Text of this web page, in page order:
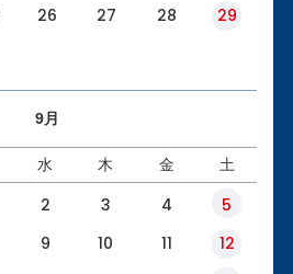
26 27 28
29
9月
水 木 金 土
2 3 4
5
9 10 11
12